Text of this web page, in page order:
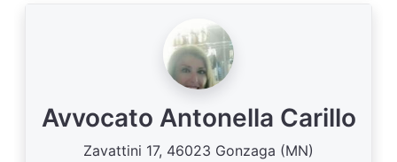
Avvocato Antonella Carillo
Zavattini 17, 46023 Gonzaga (MN)